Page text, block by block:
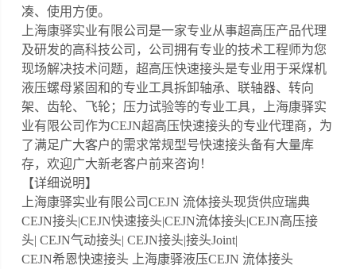
凑、使用方便。
上海康驿实业有限公司是一家专业从事超高压产品代理
及研发的高科技公司，公司拥有专业的技术工程师为您
现场解决技术问题，超高压快速接头是专业用于采煤机
液压螺母紧固和的专业工具拆卸轴承、联轴器、转向
架、齿轮、飞轮；压力试验等的专业工具，上海康驿实
业有限公司作为CEJN超高压快速接头的专业代理商，为
了满足广大客户的需求常规型号快速接头备有大量库
存，欢迎广大新老客户前来咨询！
【详细说明】
上海康驿实业有限公司CEJN 流体接头现货供应瑞典
CEJN接头|CEJN快速接头|CEJN流体接头|CEJN高压接
头| CEJN气动接头| CEJN接头|接头Joint|
CEJN希恩快速接头 上海康驿液压CEJN 流体接头